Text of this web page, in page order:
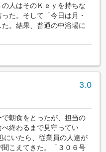
人はそのＫｅｙを持ちな
た。そして「今日は月・
。結果、普通の中浴場に
3.0
朝食をとったが、担当の
終わるまで見守ってい
にいたら、従業員の人達が
こえてきた。「３０６号